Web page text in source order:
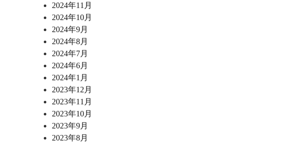
2024年11月
2024年10月
2024年9月
2024年8月
2024年7月
2024年6月
2024年1月
2023年12月
2023年11月
2023年10月
2023年9月
2023年8月